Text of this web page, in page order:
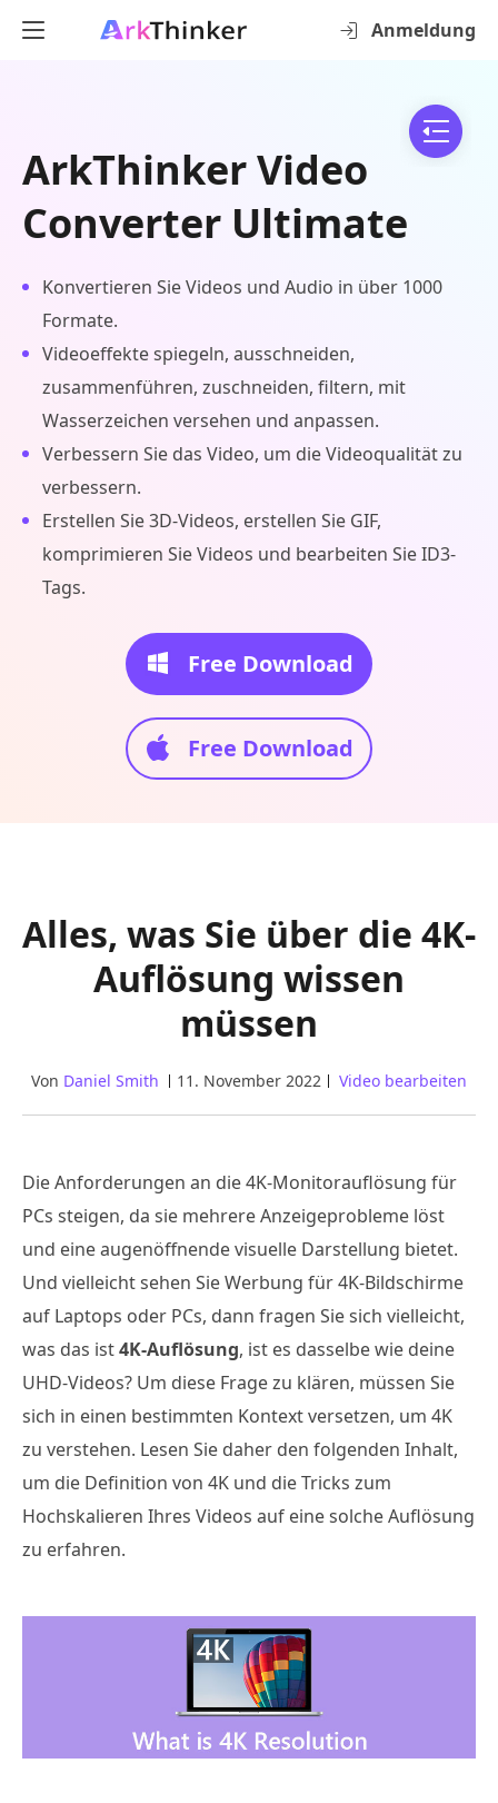
Anmeldung
ArkThinker Video
Converter Ultimate
Konvertieren Sie Videos und Audio in über 1000
Formate.
Videoeffekte spiegeln, ausschneiden,
zusammenführen, zuschneiden, filtern, mit
Wasserzeichen versehen und anpassen.
Verbessern Sie das Video, um die Videoqualität zu
verbessern.
Erstellen Sie 3D-Videos, erstellen Sie GIF,
komprimieren Sie Videos und bearbeiten Sie ID3-
Tags.
Free Download
Free Download
Alles, was Sie über die 4K-
Auflösung wissen
müssen
Von Daniel Smith 11. November 2022 Video bearbeiten
Die Anforderungen an die 4K-Monitorauflösung für
PCs steigen, da sie mehrere Anzeigeprobleme löst
und eine augenöffnende visuelle Darstellung bietet.
Und vielleicht sehen Sie Werbung für 4K-Bildschirme
auf Laptops oder PCs, dann fragen Sie sich vielleicht,
was das ist4K-Auflösung, ist es dasselbe wie deine
UHD-Videos? Um diese Frage zu klären, müssen Sie
sich in einen bestimmten Kontext versetzen, um 4K
zu verstehen. Lesen Sie daher den folgenden Inhalt,
um die Definition von 4K und die Tricks zum
Hochskalieren Ihres Videos auf eine solche Auflösung
zu erfahren.